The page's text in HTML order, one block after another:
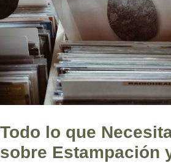
Todo lo que
sobre Estampación